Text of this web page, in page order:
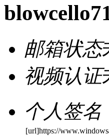
邮箱状态
视频认证
个人签名
[url]https://